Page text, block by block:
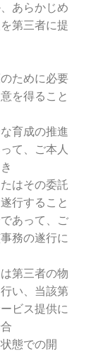
あらかじめ
第三者に提
ために必要
を得ること
育成の推進
て、ご本人
はその委託
行すること
あって、ご
務の遂行に
第三者の物
い、当該第
ビス提供に
態での開